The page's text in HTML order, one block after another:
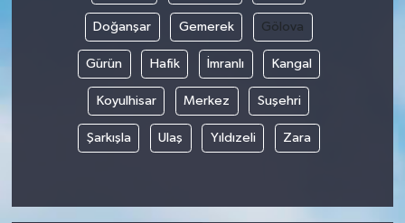
Doğanşar Gemerek Gölova
Gürün Hafik İmranlı Kangal
Koyulhisar Merkez Suşehri
Şarkışla Ulaş Yıldızeli Zara